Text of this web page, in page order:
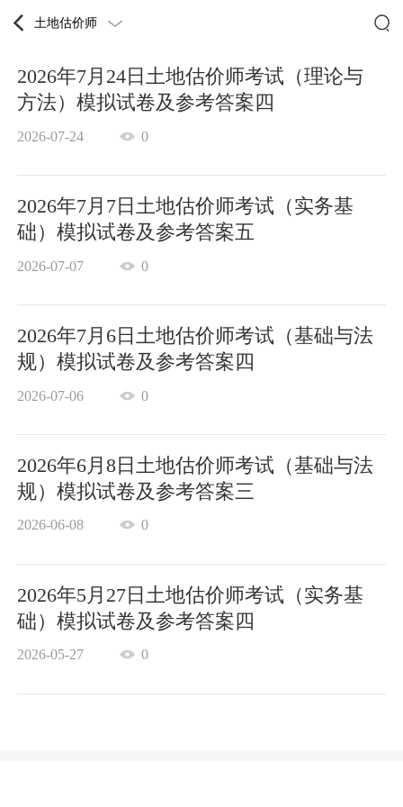
土地估价师
2026年7月24日土地估价师考试（理论与
方法）模拟试卷及参考答案四
2026-07-24 0
2026年7月7日土地估价师考试（实务基
础）模拟试卷及参考答案五
2026-07-07 0
2026年7月6日土地估价师考试（基础与法
规）模拟试卷及参考答案四
2026-07-06 0
2026年6月8日土地估价师考试（基础与法
规）模拟试卷及参考答案三
2026-06-08 0
2026年5月27日土地估价师考试（实务基
础）模拟试卷及参考答案四
2026-05-27 0